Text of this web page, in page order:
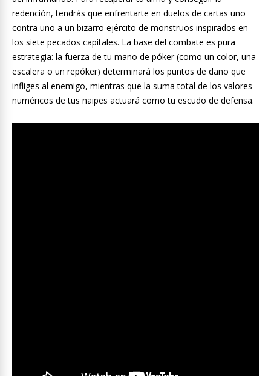
redención, tendrás que enfrentarte en duelos de cartas uno
contra uno a un bizarro ejército de monstruos inspirados en
los siete pecados capitales. La base del combate es pura
estrategia: la fuerza de tu mano de póker (como un color, una
escalera o un repóker) determinará los puntos de daño que
infliges al enemigo, mientras que la suma total de los valores
numéricos de tus naipes actuará como tu escudo de defensa.